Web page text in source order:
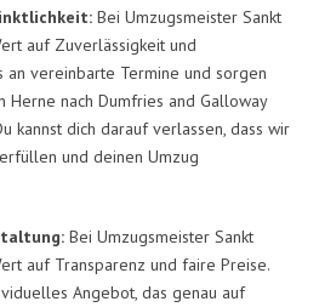
Bei Umzugsmeister Sankt
auf Zuverlässigkeit und
an vereinbarte Termine und sorgen
Herne nach Dumfries and Galloway
kannst dich darauf verlassen, dass wir
und deinen Umzug
Bei Umzugsmeister Sankt
auf Transparenz und faire Preise.
Angebot, das genau auf